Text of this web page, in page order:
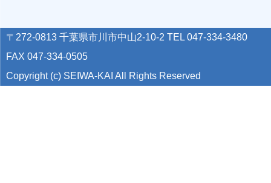
〒272-0813 千葉県市川市中山2-10-2 TEL 047-334-3480
FAX 047-334-0505
Copyright (c) SEIWA-KAI All Rights Reserved